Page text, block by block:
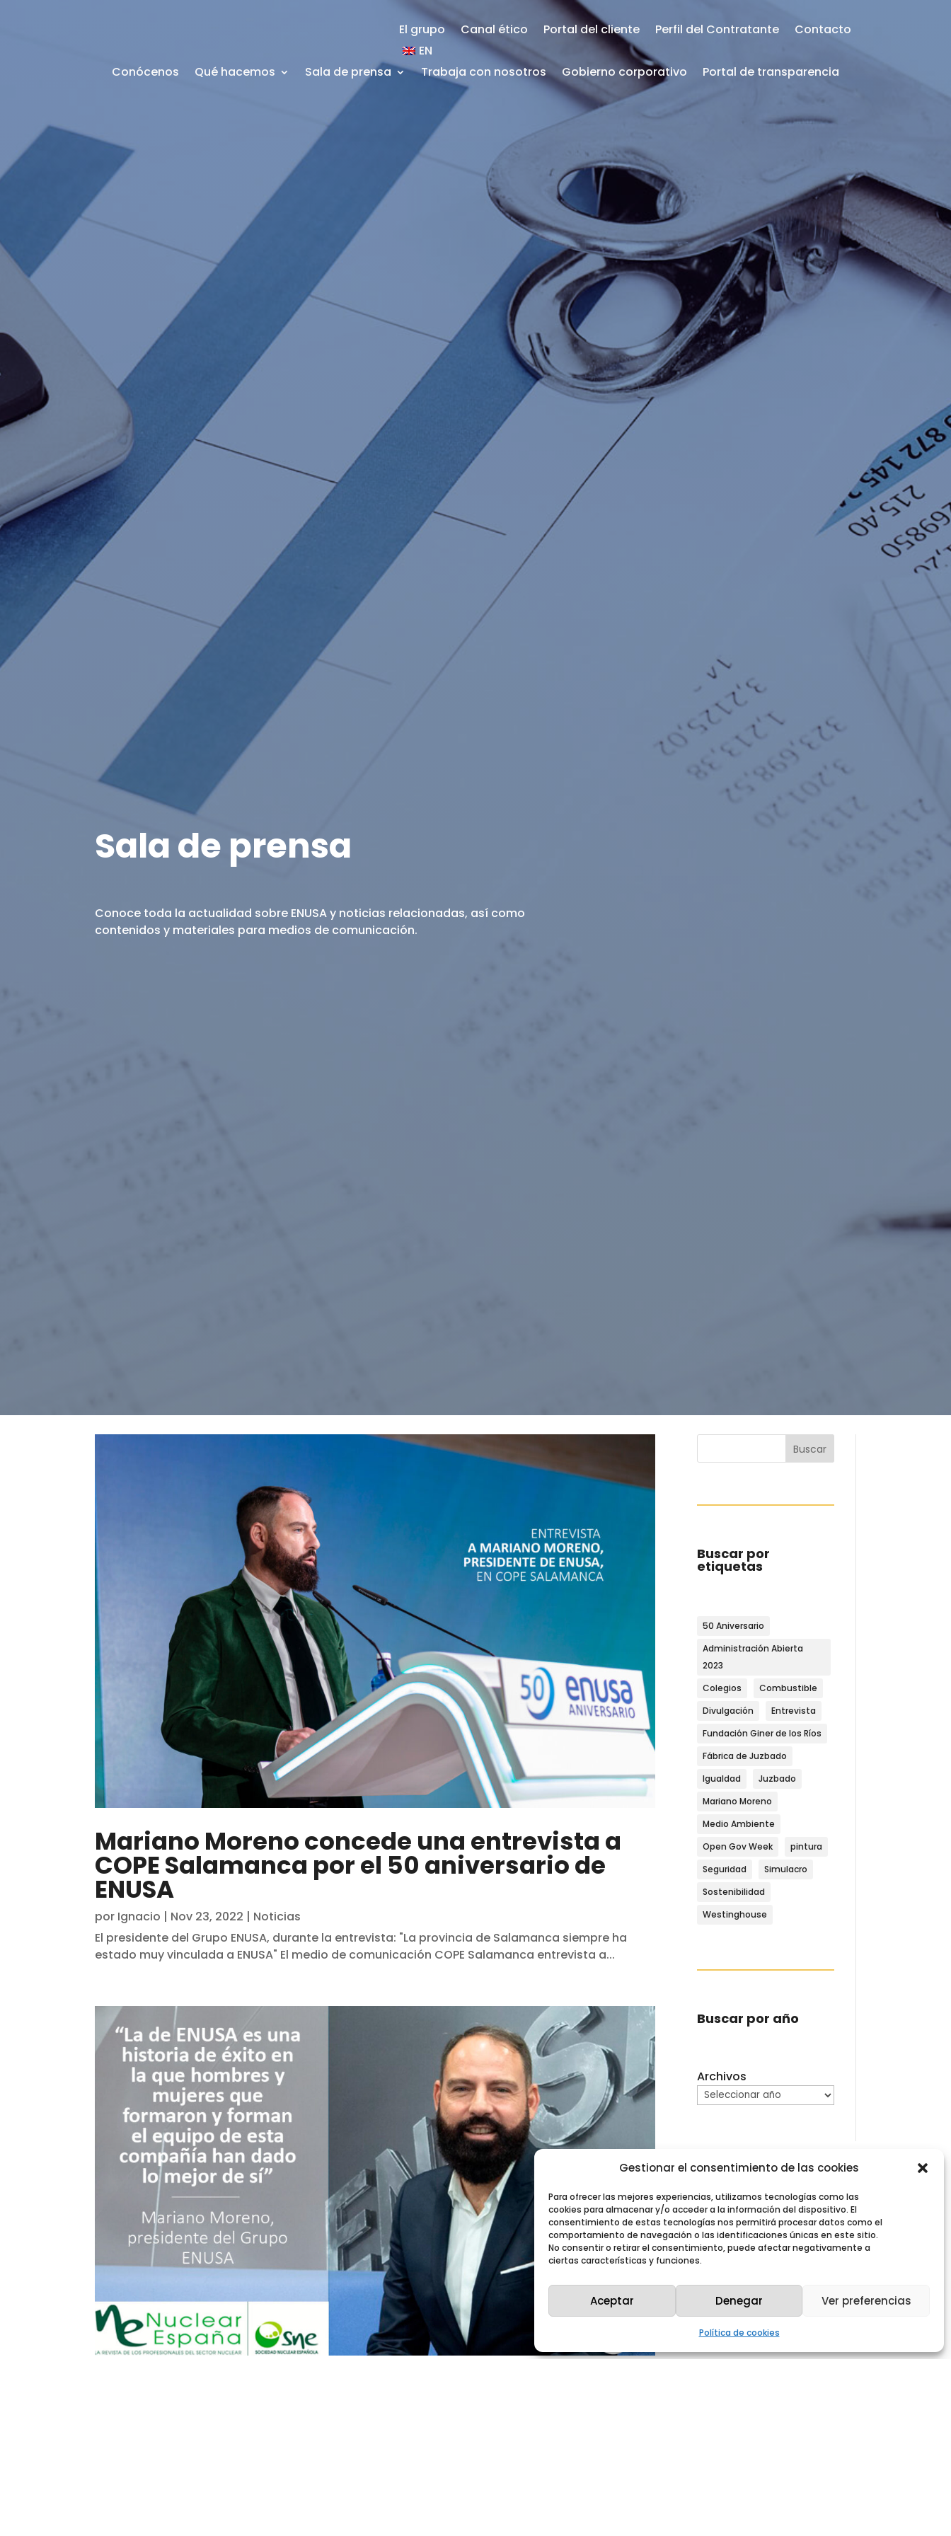
Gestionar el consentimiento de las cookies
Para ofrecer las mejores experiencias, utilizamos tecnologías como las
cookies para almacenar y/o acceder a la información del dispositivo. El
consentimiento de estas tecnologías nos permitirá procesar datos como el
comportamiento de navegación o las identificaciones únicas en este sitio.
No consentir o retirar el consentimiento, puede afectar negativamente a
ciertas características y funciones.
Aceptar Denegar Ver preferencias
Política de cookies
El grupo Canal ético Portal del cliente Perfil del Contratante
Contacto
EN
Conócenos
Qué hacemos Sala de prensa Trabaja con nosotros Gobierno corporativo Portal de transparencia
Sala de prensa
Conoce toda la actualidad sobre ENUSA y noticias relacionadas, así como
contenidos y materiales para medios de comunicación.
Mariano Moreno concede una entrevista a
COPE Salamanca por el 50 aniversario de
ENUSA
por Ignacio | Nov 23, 2022 | Noticias
El presidente del Grupo ENUSA, durante la entrevista: "La provincia de Salamanca siempre ha
estado muy vinculada a ENUSA" El medio de comunicación COPE Salamanca entrevista a...
Buscar
Buscar por
etiquetas
50 Aniversario
Administración Abierta
2023
Colegios
Combustible
Divulgación
Entrevista
Fundación Giner de los Ríos
Fábrica de Juzbado
Igualdad
Juzbado
Mariano Moreno
Medio Ambiente
Open Gov Week
pintura
Seguridad
Simulacro
Sostenibilidad
Westinghouse
Buscar por año
Archivos